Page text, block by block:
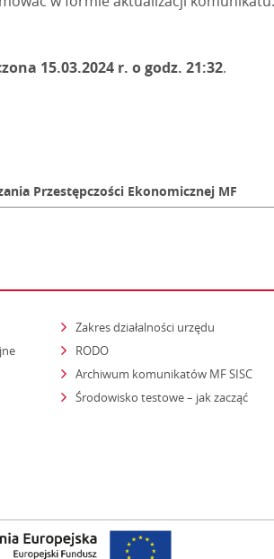
15.03.2024 r. o godz. 21:32.
Przestępczości Ekonomicznej MF
Zakres działalności urzędu
RODO
Archiwum komunikatów MF SISC
Środowisko testowe – jak zacząć